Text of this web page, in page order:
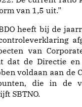
van 1,5 uit.”
heeft bij de
van
dat de Directie
voldaan aan de
die in de
SBTNO.